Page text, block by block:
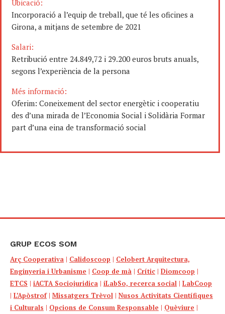
Ubicació:
Incorporació a l’equip de treball, que té les oficines a
Girona, a mitjans de setembre de 2021
Salari:
Retribució entre 24.849,72 i 29.200 euros bruts anuals,
segons l’experiència de la persona
Més informació:
Oferim: Coneixement del sector energètic i cooperatiu
des d’una mirada de l’Economia Social i Solidària Formar
part d’una eina de transformació social
GRUP ECOS SOM
Arç Cooperativa | Calidoscoop | Celobert Arquitectura,
Enginyeria i Urbanisme | Coop de mà | Crític | Diomcoop |
ETCS | iACTA Sociojuridica | iLabSo, recerca social | LabCoop
| L’Apòstrof| Missatgers Trèvol | Nusos Activitats Científiques
i Culturals | Opcions de Consum Responsable | Quèviure |